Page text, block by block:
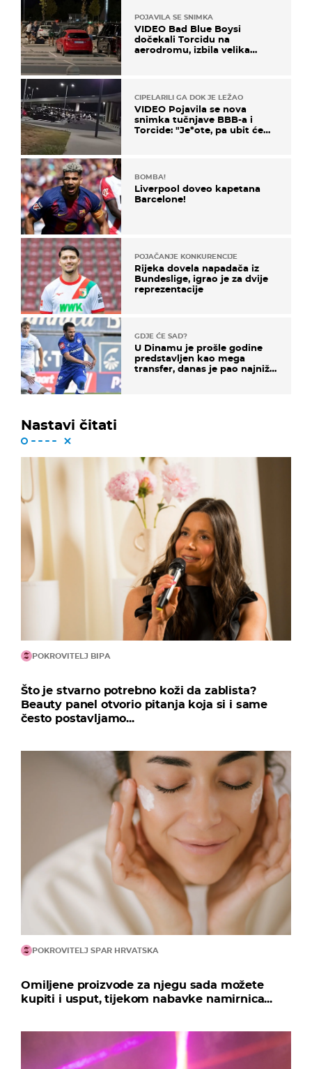
POJAVILA SE SNIMKA
VIDEO Bad Blue Boysi
dočekali Torcidu na
aerodromu, izbila velika
CIPELARILI GA DOK JE LEŽAO
VIDEO Pojavila se nova
snimka tučnjave BBB-a i
Torcide: "Je*ote, pa ubit će
BOMBA!
Liverpool doveo kapetana
Barcelone!
POJAČANJE KONKURENCIJE
Rijeka dovela napadača iz
Bundeslige, igrao je za dvije
reprezentacije
GDJE ĆE SAD?
U Dinamu je prošle godine
predstavljen kao mega
transfer, danas je pao najniže
Nastavi čitati
POKROVITELJ BIPA
Što je stvarno potrebno koži da zablista?
Beauty panel otvorio pitanja koja si i same
često postavljamo...
POKROVITELJ SPAR HRVATSKA
Omiljene proizvode za njegu sada možete
kupiti i usput, tijekom nabavke namirnica...